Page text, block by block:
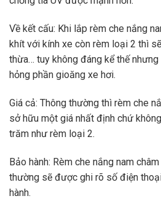
Về kết cấu: Khi lắp rèm che nắng
khít với kính xe còn rèm loại 2 thì
thừa… tuy không đáng kể thế
hỏng phần gioăng xe hơi.
Giá cả: Thông thường thì rèm che
sở hữu một giá nhất định chứ
trăm như rèm loại 2.
Bảo hành: Rèm che nắng nam
thường sẽ được ghi rõ số điện
hành.